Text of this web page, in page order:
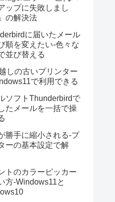
ップに失敗しまし
の解決法
に届いたメール
順を変えたい-色々な
並び替える
しの古いプリンター
で利用できる
ソフトThunderbirdで
たメールを一括で操
勝手に縮小される-プ
ーの基本設定で解
トのカラーピッカー
方-Windows11と